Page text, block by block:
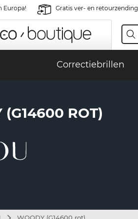
Europa! Gratis ver- en retourzending
Correctiebrillen
(G14600 ROT)